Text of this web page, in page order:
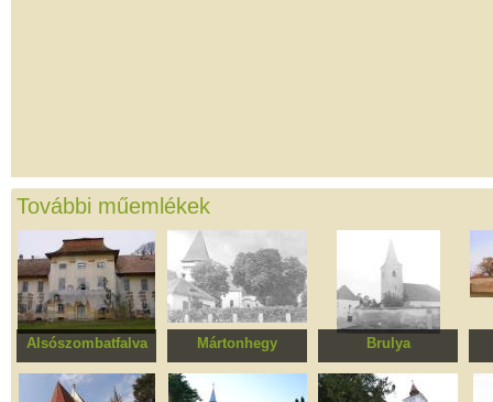
További műemlékek
Alsószombatfalva
Brukenthal kastély
Mártonhegy
Evangélikus templom
Brulya
Erődített evangélikus
templomegyüttes